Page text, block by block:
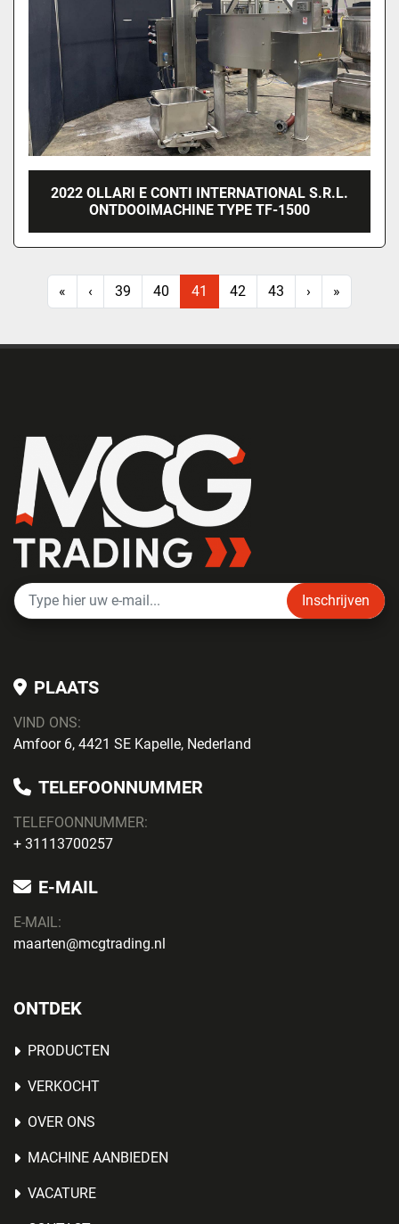
2022 OLLARI E CONTI INTERNATIONAL S.R.L.
ONTDOOIMACHINE TYPE TF-1500
« ‹ 39 40 41 42 43 › »
Inschrijven
PLAATS
VIND ONS:
Amfoor 6, 4421 SE Kapelle, Nederland
TELEFOONNUMMER
TELEFOONNUMMER:
+ 31113700257
E-MAIL
E-MAIL:
maarten@mcgtrading.nl
ONTDEK
PRODUCTEN
VERKOCHT
OVER ONS
MACHINE AANBIEDEN
VACATURE